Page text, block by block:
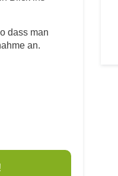
dass man
an.